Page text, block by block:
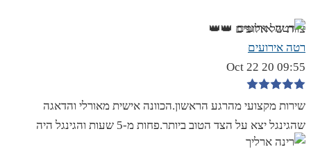
צוות של אלופים 👑👑
רטה אירועים
09:55 20 Oct 22
שירות מקצועי מהרגע הראשון.הכוונה אישית מאורלי והדאגה
שהגינגל יצא על הצד הטוב ביותר.פחות מ-5 שעות והגינגל היה